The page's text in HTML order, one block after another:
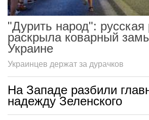
"Дурить народ": русская
раскрыла коварный
Украине
Украинцев держат за дурачков
На Западе разбили
надежду Зеленского